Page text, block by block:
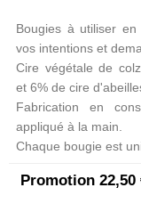
Bougies à utiliser
vos intentions et
Cire végétale de
et 6% de cire
Fabrication en
appliqué à la main.
Chaque bougie est
Promotion 22,50